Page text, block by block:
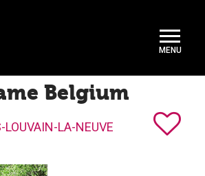
Belgium
LOUVAIN-LA-NEUVE